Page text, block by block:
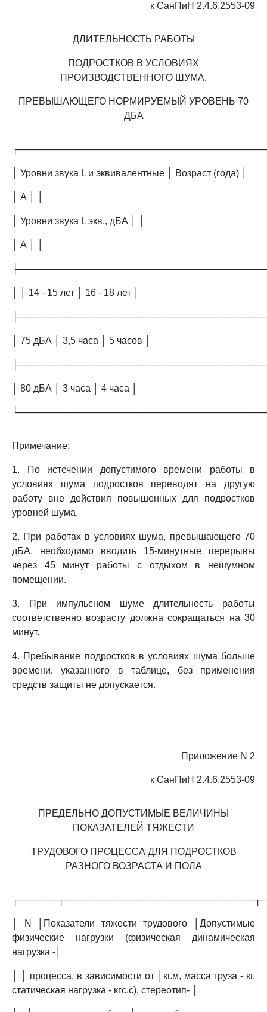
к СанПиН 2.4.6.2553-09
ДЛИТЕЛЬНОСТЬ РАБОТЫ
ПОДРОСТКОВ В УСЛОВИЯХ
ПРОИЗВОДСТВЕННОГО ШУМА,
ПРЕВЫШАЮЩЕГО НОРМИРУЕМЫЙ УРОВЕНЬ 70
ДБА
│ Уровни звука L и эквивалентные │ Возраст (года) │
│ А │ │
│ Уровни звука L экв., дБА │ │
│ А │ │
│ │ 14 - 15 лет │ 16 - 18 лет │
│ 75 дБА │ 3,5 часа │ 5 часов │
│ 80 дБА │ 3 часа │ 4 часа │
Примечание:
1. По истечении допустимого времени работы в
условиях шума подростков переводят на другую
работу вне действия повышенных для подростков
уровней шума.
2. При работах в условиях шума, превышающего 70
дБА, необходимо вводить 15-минутные перерывы
через 45 минут работы с отдыхом в нешумном
помещении.
3. При импульсном шуме длительность работы
соответственно возрасту должна сокращаться на 30
минут.
4. Пребывание подростков в условиях шума больше
времени, указанного в таблице, без применения
средств защиты не допускается.
Приложение N 2
к СанПиН 2.4.6.2553-09
ПРЕДЕЛЬНО ДОПУСТИМЫЕ ВЕЛИЧИНЫ
ПОКАЗАТЕЛЕЙ ТЯЖЕСТИ
ТРУДОВОГО ПРОЦЕССА ДЛЯ ПОДРОСТКОВ
РАЗНОГО ВОЗРАСТА И ПОЛА
│ N │Показатели тяжести трудового │Допустимые
физические нагрузки (физическая динамическая
нагрузка -│
│ │ процесса, в зависимости от │кг.м, масса груза - кг,
статическая нагрузка - кгс.с), стереотип- │